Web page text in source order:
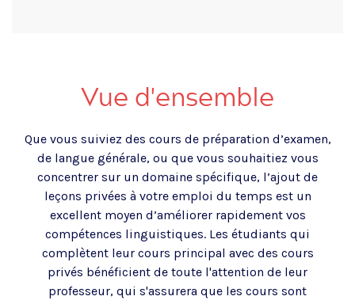
Vue d'ensemble
Que vous suiviez des cours de préparation d’examen,
de langue générale, ou que vous souhaitiez vous
concentrer sur un domaine spécifique, l’ajout de
leçons privées à votre emploi du temps est un
excellent moyen d’améliorer rapidement vos
compétences linguistiques. Les étudiants qui
complètent leur cours principal avec des cours
privés bénéficient de toute l'attention de leur
professeur, qui s'assurera que les cours sont